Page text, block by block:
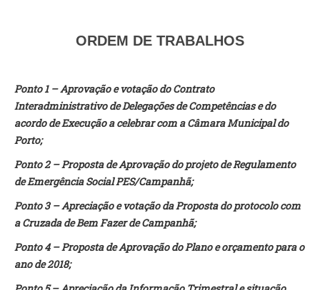
VENDA AMBULANTE
APOIO AOS DESEMPREGADOS
APOIO ÀS EMPRESAS
OFERTAS DE EMPREGO
CONTACTO E HORÁRIO GIP
ORDEM DE TRABALHOS
Ponto 1 – Aprovação e votação do Contrato
Interadministrativo de Delegações de Competências e do
acordo de Execução a celebrar com a Câmara Municipal do
Porto;
Ponto 2 – Proposta de Aprovação do projeto de Regulamento
de Emergência Social PES/Campanhã;
Ponto 3 – Apreciação e votação da Proposta do protocolo com
a Cruzada de Bem Fazer de Campanhã;
Ponto 4 – Proposta de Aprovação do Plano e orçamento para o
ano de 2018;